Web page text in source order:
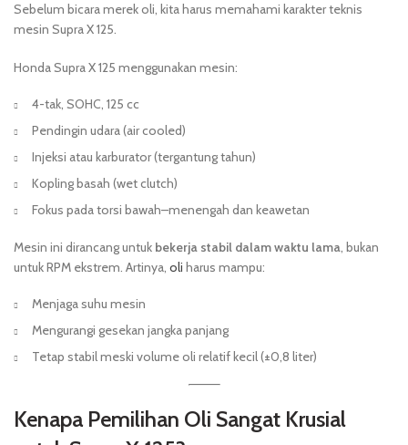
Sebelum bicara merek oli, kita harus memahami karakter teknis
mesin Supra X 125.
Honda Supra X 125 menggunakan mesin:
4-tak, SOHC, 125 cc
Pendingin udara (air cooled)
Injeksi atau karburator (tergantung tahun)
Kopling basah (wet clutch)
Fokus pada torsi bawah–menengah dan keawetan
Mesin ini dirancang untuk bekerja stabil dalam waktu lama, bukan
untuk RPM ekstrem. Artinya, oli harus mampu:
Menjaga suhu mesin
Mengurangi gesekan jangka panjang
Tetap stabil meski volume oli relatif kecil (±0,8 liter)
Kenapa Pemilihan Oli Sangat Krusial